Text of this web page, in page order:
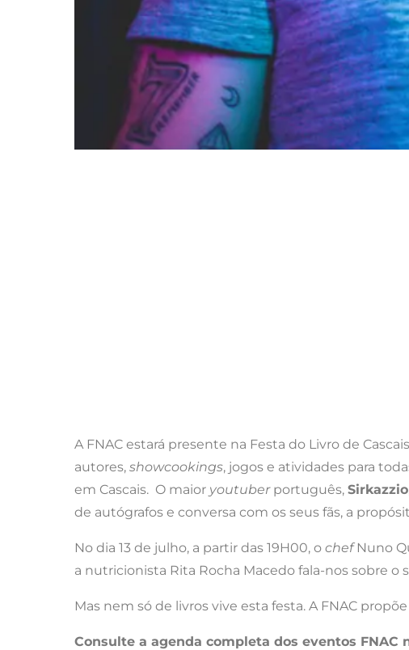
A FNAC estará presente na Festa do Livro de
autores, showcookings, jogos e atividades para
em Cascais. O maior youtuber português, Sirkazzio
de autógrafos e conversa com os seus fãs, a
No dia 13 de julho, a partir das 19H00, o chef Nuno
a nutricionista Rita Rocha Macedo fala-nos sobre o
Mas nem só de livros vive esta festa. A FNAC
Consulte a agenda completa dos eventos FNAC